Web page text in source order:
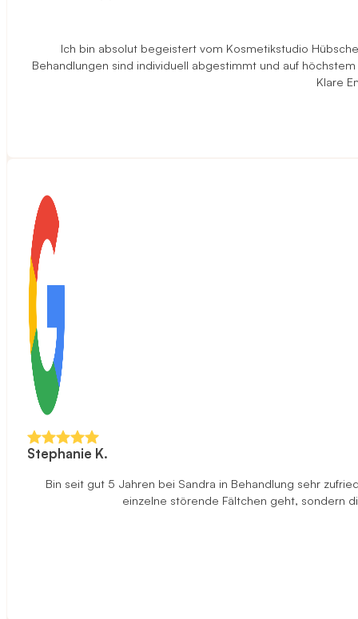
Ich bin absolut begeistert vom Kosmetikstudio
Behandlungen sind individuell abgestimmt und auf
Klare
Stephanie K.
Bin seit gut 5 Jahren bei Sandra in Behandlung sehr
einzelne störende Fältchen geht, sondern